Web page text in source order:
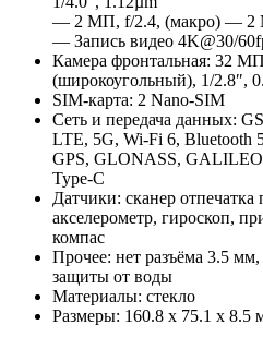
— 2 MП, f/2.4, (макро) — 2
— Запись видео 4K@30/
Камера фронтальная: 32
(широкоугольный), 1/2.8″,
SIM-карта: 2 Nano-SIM
Сеть и передача данных:
LTE, 5G, Wi-Fi 6, Bluetooth
GPS, GLONASS,
Type-C
Датчики: сканер
акселерометр, гироскоп,
компас
Прочее: нет разъёма 3.5
защиты от воды
Материалы: стекло
Размеры: 160.8 x 75.1 x 8.5